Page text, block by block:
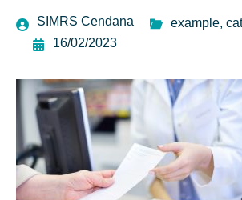
SIMRS Cendana example,
16/02/2023